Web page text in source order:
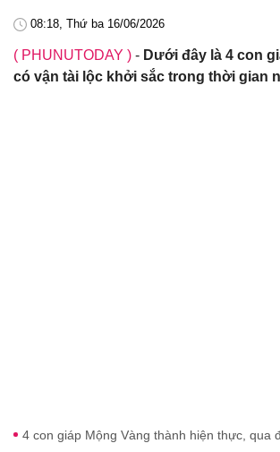
08:18, Thứ ba 16/06/2026
( PHUNUTODAY ) - Dưới đây là 4 con
có vận tài lộc khởi sắc trong thời gian
4 con giáp Mộng Vàng thành hiện thực, qua